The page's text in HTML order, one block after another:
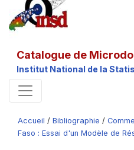
Catalogue de
Institut National de la
Accueil / Bibliographie /
Faso : Essai d'un Modèle de